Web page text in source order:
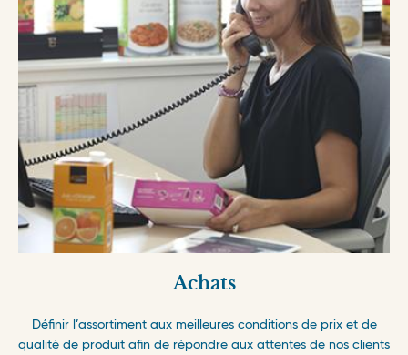
Achats
Définir l’assortiment aux meilleures conditions de prix et de
qualité de produit afin de répondre aux attentes de nos clients